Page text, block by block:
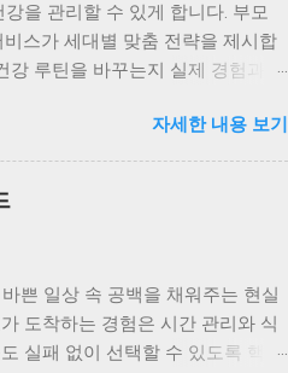
. 실제로 일부 병원에서는 가족 단
점수를 공유하면서 서로의 변화
‘예방 중심’의 전환 의학계는 가
을 관리할 수 있게 합니다. 부모
스가 세대별 맞춤 전략을 제시합
강 루틴을 바꾸는지 실제 경험과 함
이 핵심이죠. 예전엔 이런 차이를
분석해줍니다. 저도 가족 모두가
“누가 더 걸었나?” 같은 대화가
에게 구독형 웰니스는 ‘예방 중심
분석해 위험 신호를 조기에 알려
있는 여유가 생겼습니다. 30~40
스트레스와 피로가 가장 큰 건강
산하고, 피로 누적을 예측합니다.
자세한 내용 보기
쁜 일상 속 공백을 채워주는 현실
도착하는 경험은 시간 관리와 식
실패 없이 선택할 수 있도록 핵심